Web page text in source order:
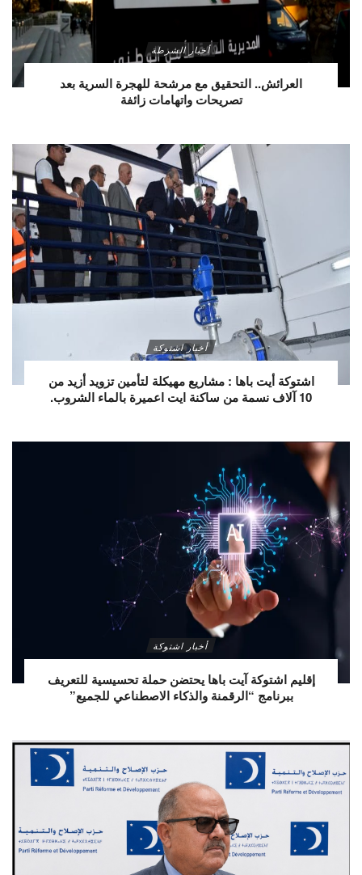
أخبار الشرطة
العرائش.. التحقيق مع مرشحة للهجرة السرية بعد
تصريحات واتهامات زائفة
أخبار اشتوكة
اشتوكة أيت باها : مشاريع مهيكلة لتأمين تزويد أزيد من
10 آلاف نسمة من ساكنة ايت اعميرة بالماء الشروب.
أخبار اشتوكة
إقليم اشتوكة آيت باها يحتضن حملة تحسيسية للتعريف
ببرنامج “الرقمنة والذكاء الاصطناعي للجميع”